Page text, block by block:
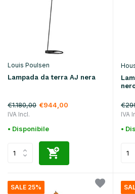
Louis Poulsen
Lampada da terra AJ nera
€1.180,00 €944,00
IVA Incl.
• Disponibile
IVA
•
SALE 25%